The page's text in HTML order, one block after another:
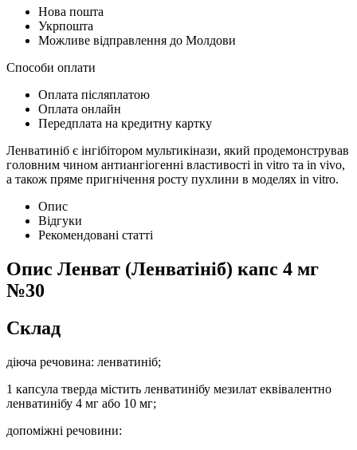
Нова пошта
Укрпошта
Можливе відправлення до Молдови
Способи оплати
Оплата післяплатою
Оплата онлайн
Передплата на кредитну картку
Ленватиніб є інгібітором мультикінази, який продемонстрував
головним чином антиангіогенні властивості in vitro та in vivo,
а також пряме пригнічення росту пухлини в моделях in vitro.
Опис
Відгуки
Рекомендовані статті
Опис Ленват (Ленватініб) капс 4 мг
№30
Склад
діюча речовина: ленватиніб;
1 капсула тверда містить ленватинібу мезилат еквівалентно
ленватинібу 4 мг або 10 мг;
допоміжні речовини: